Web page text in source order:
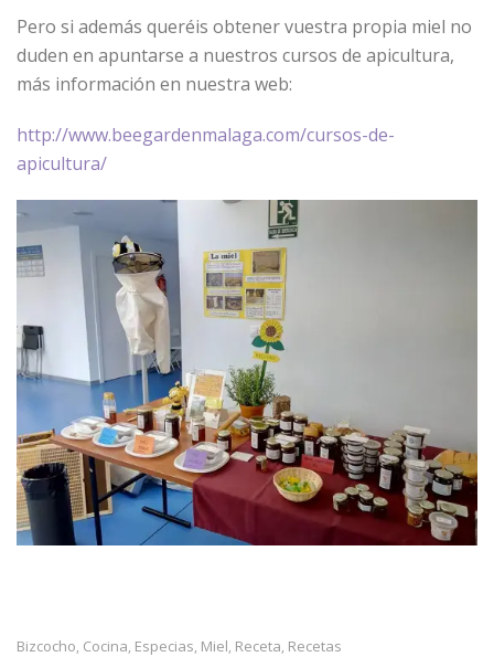
Pero si además queréis obtener vuestra propia miel no
duden en apuntarse a nuestros cursos de apicultura,
más información en nuestra web:
http://www.beegardenmalaga.com/cursos-de-
apicultura/
Bizcocho, Cocina, Especias, Miel, Receta, Recetas